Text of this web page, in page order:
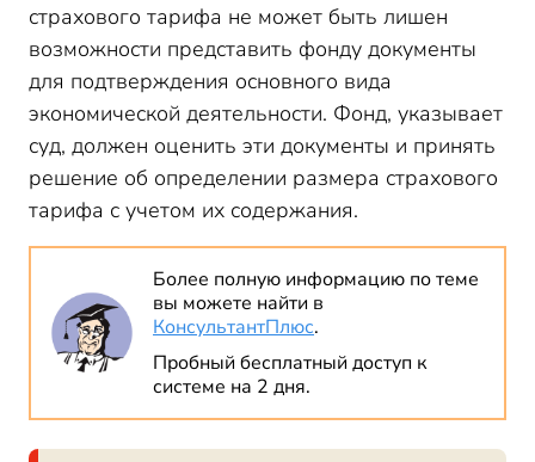
страхового тарифа не может быть лишен
возможности представить фонду документы
для подтверждения основного вида
экономической деятельности. Фонд, указывает
суд, должен оценить эти документы и принять
решение об определении размера страхового
тарифа с учетом их содержания.
Более полную информацию по теме
вы можете найти в
КонсультантПлюс.
Пробный бесплатный доступ к
системе на 2 дня.